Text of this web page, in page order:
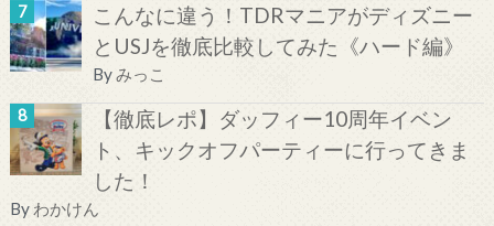
こんなに違う！TDRマニアがディズニー
とUSJを徹底比較してみた《ハード編》
By みっこ
【徹底レポ】ダッフィー10周年イベン
ト、キックオフパーティーに行ってきま
した！
By わかけん